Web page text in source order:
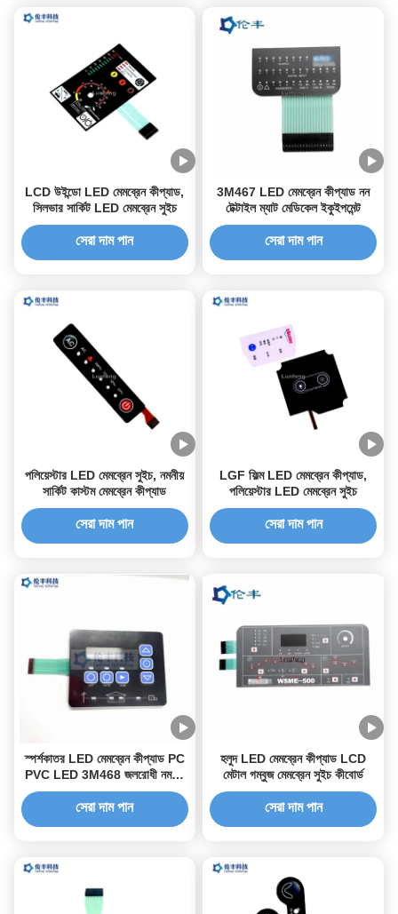
LCD উইন্ডো LED মেমব্রেন কীপ্যাড,
সিলভার সার্কিট LED মেমব্রেন সুইচ
সেরা দাম পান
3M467 LED মেমব্রেন কীপ্যাড নন
টেক্টাইল ম্যাট মেডিকেল ইকুইপমেন্ট
সেরা দাম পান
পলিয়েস্টার LED মেমব্রেন সুইচ, নমনীয়
সার্কিট কাস্টম মেমব্রেন কীপ্যাড
সেরা দাম পান
LGF ফিল্ম LED মেমব্রেন কীপ্যাড,
পলিয়েস্টার LED মেমব্রেন সুইচ
সেরা দাম পান
স্পর্শকাতর LED মেমব্রেন কীপ্যাড PC
PVC LED 3M468 জলরোধী নমনীয়
ঝিল্লি সুইচ
সেরা দাম পান
হলুদ LED মেমব্রেন কীপ্যাড LCD
মেটাল গম্বুজ মেমব্রেন সুইচ কীবোর্ড
সেরা দাম পান